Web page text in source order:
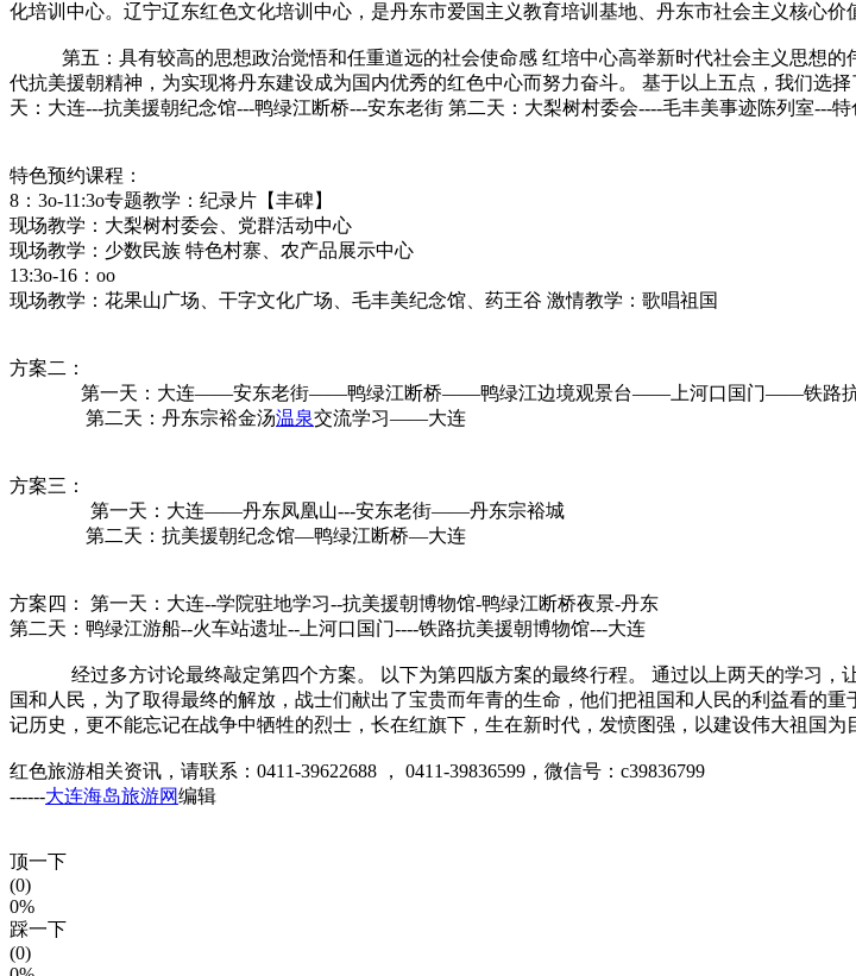
化培训中心。辽宁辽东红色文化培训中心，是丹东市爱国主义教育培训基地、丹东市社会主义核心价
第五：具有较高的思想政治觉悟和任重道远的社会使命感 红培中心高举新时代社会主义思想的
代抗美援朝精神，为实现将丹东建设成为国内优秀的红色中心而努力奋斗。 基于以上五点，我们选
天：大连---抗美援朝纪念馆---鸭绿江断桥---安东老街 第二天：大梨树村委会----毛丰美事迹陈列室---
特色预约课程：
8：3o-11:3o专题教学：纪录片【丰碑】
现场教学：大梨树村委会、党群活动中心
现场教学：少数民族 特色村寨、农产品展示中心
13:3o-16：oo
现场教学：花果山广场、干字文化广场、毛丰美纪念馆、药王谷 激情教学：歌唱祖国
方案二：
第一天：大连——安东老街——鸭绿江断桥——鸭绿江边境观景台——上河口国门——铁路抗
第二天：丹东宗裕金汤温泉交流学习——大连
方案三：
第一天：大连——丹东凤凰山---安东老街——丹东宗裕城
第二天：抗美援朝纪念馆—鸭绿江断桥—大连
方案四： 第一天：大连--学院驻地学习--抗美援朝博物馆-鸭绿江断桥夜景-丹东
第二天：鸭绿江游船--火车站遗址--上河口国门----铁路抗美援朝博物馆---大连
经过多方讨论最终敲定第四个方案。 以下为第四版方案的最终行程。 通过以上两天的学习，
国和人民，为了取得最终的解放，战士们献出了宝贵而年青的生命，他们把祖国和人民的利益看的
记历史，更不能忘记在战争中牺牲的烈士，长在红旗下，生在新时代，发愤图强，以建设伟大祖国为
红色旅游相关资讯，请联系：0411-39622688 ， 0411-39836599，微信号：c39836799
------大连海岛旅游网编辑
顶一下
(0)
0%
踩一下
(0)